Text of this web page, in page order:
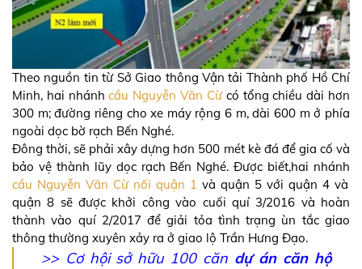
Theo nguồn tin từ Sở Giao thông Vận tải Thành phố Hồ Chí
Minh, hai nhánhcầu Nguyễn Văn Cừcó tổng chiều dài hơn
300 m; đường riêng cho xe máy rộng 6 m, dài 600 m ở phía
ngoài dọc bờ rạch Bến Nghé.
Đông thời, sẽ phải xây dựng hơn 500 mét kè đá để gia cố và
bảo vệ thành lũy dọc rạch Bến Nghé. Được biết,hai nhánh
cầu Nguyễn Văn Cừ nối quận 1 và quận 5 với quận 4 và
quận 8 sẽ được khởi công vào cuối quí 3/2016 và hoàn
thành vào quí 2/2017 để giải tỏa tình trạng ùn tắc giao
thông thường xuyên xảy ra ở giao lộ Trần Hưng Đạo.
>> Cơ hội sở hữu 100 căn dự án căn hộ